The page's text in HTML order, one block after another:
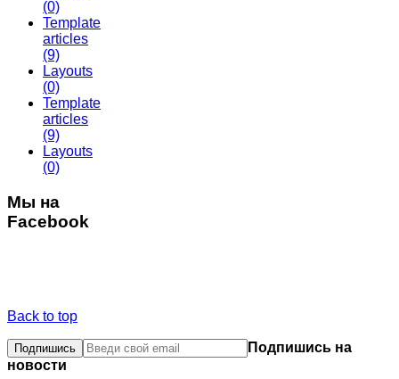
(0)
Template
articles
(9)
Layouts
(0)
Template
articles
(9)
Layouts
(0)
Мы на
Facebook
Back to top
Подпишись на
новости